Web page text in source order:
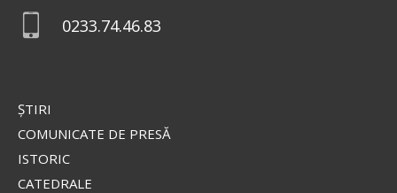
0233.74.46.83
ŞTIRI
COMUNICATE DE PRESĂ
ISTORIC
CATEDRALE